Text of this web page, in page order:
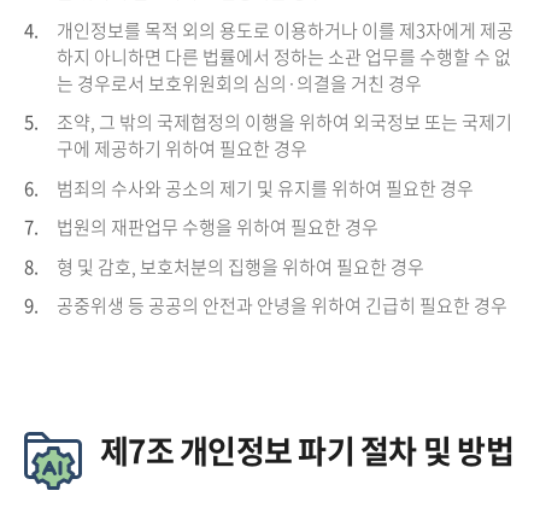
4.
개인정보를 목적 외의 용도로 이용하거나 이를 제3자에게 제공
하지 아니하면 다른 법률에서 정하는 소관 업무를 수행할 수 없
는 경우로서 보호위원회의 심의·의결을 거친 경우
5.
조약, 그 밖의 국제협정의 이행을 위하여 외국정보 또는 국제기
구에 제공하기 위하여 필요한 경우
6.
범죄의 수사와 공소의 제기 및 유지를 위하여 필요한 경우
7.
법원의 재판업무 수행을 위하여 필요한 경우
8.
형 및 감호, 보호처분의 집행을 위하여 필요한 경우
9.
공중위생 등 공공의 안전과 안녕을 위하여 긴급히 필요한 경우
제7조 개인정보 파기 절차 및 방법